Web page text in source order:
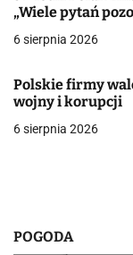
w
i
s
„Wiele pytań
6 sierpnia 2026
Polskie firmy
wojny i korupcji
6 sierpnia 2026
POGODA